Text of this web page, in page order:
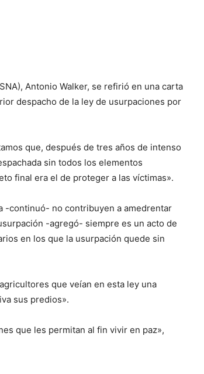
Antonio Walker, se refirió en una carta
despacho de la ley de usurpaciones por
que, después de tres años de intenso
sin todos los elementos
final era el de proteger a las víctimas».
-continuó- no contribuyen a amedrentar
-agregó- siempre es un acto de
en los que la usurpación quede sin
que veían en esta ley una
sus predios».
que les permitan al fin vivir en paz»,